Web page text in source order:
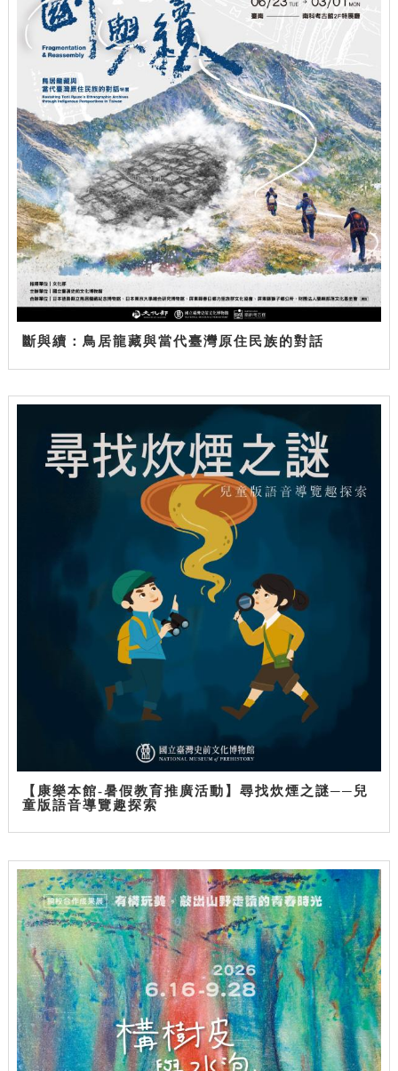
斷與續：鳥居龍藏與當代臺灣原住民族的對話
【康樂本館-暑假教育推廣活動】尋找炊煙之謎──兒
童版語音導覽趣探索